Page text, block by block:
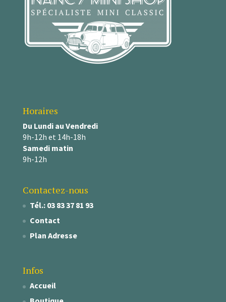
Horaires
Du Lundi au Vendredi
9h-12h et 14h-18h
Samedi matin
9h-12h
Contactez-nous
Tél.: 03 83 37 81 93
Contact
Plan Adresse
Infos
Accueil